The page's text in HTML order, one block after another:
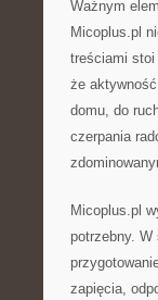
Ważnym
Micoplus.pl
treściami stoi
że
domu, do
czerpania
Micoplus.pl
potrzebny. W
zapięcia,